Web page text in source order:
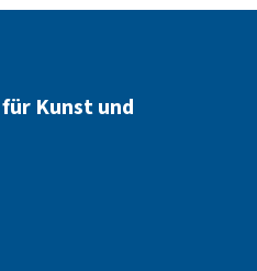
Kunst und